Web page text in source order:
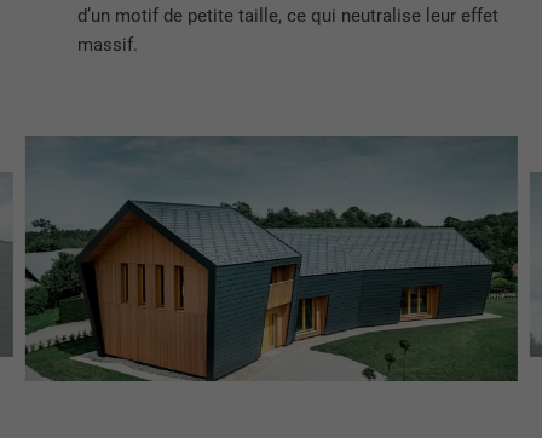
d’un motif de petite taille, ce qui neutralise leur effet
massif.